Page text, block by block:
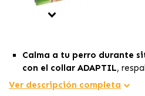
Calma a tu perro durante
con el collar ADAPTIL,
Brinda 4 semanas de apoyo
libre, demostrado
Ver descripción completa